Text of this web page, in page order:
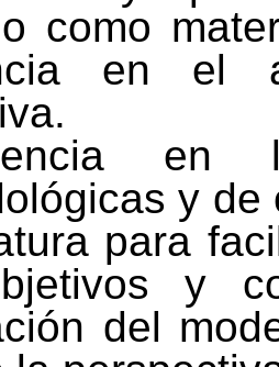
como
en el
en
y
para
y
del